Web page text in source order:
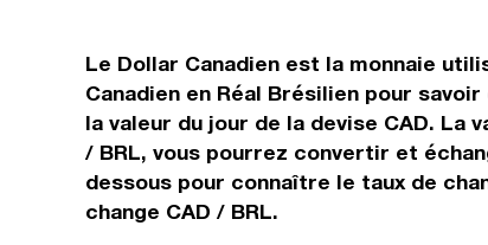
Le Dollar Canadien est la monnaie
Canadien en Réal Brésilien pour
la valeur du jour de la devise CAD. La
/ BRL, vous pourrez convertir et
dessous pour connaître le taux de
change CAD / BRL.